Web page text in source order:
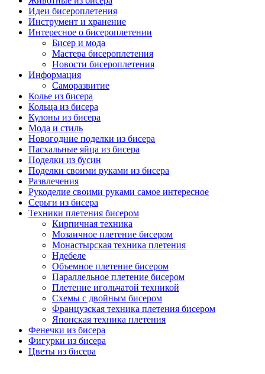
Идеи бисероплетения
Инструмент и хранение
Интересное о бисероплетении
Бисер и мода
Мастера бисероплетения
Новости бисероплетения
Информация
Саморазвитие
Колье из бисера
Кольца из бисера
Кулоны из бисера
Мода и стиль
Новогодние поделки из бисера
Пасхальные яйца из бисера
Поделки из бусин
Поделки своими руками из бисера
Развлечения
Рукоделие своими руками самое интересное
Серьги из бисера
Техники плетения бисером
Кирпичная техника
Мозаичное плетение бисером
Монастырская техника плетения
Ндебеле
Объемное плетение бисером
Параллельное плетение бисером
Плетение игольчатой техникой
Схемы с двойным бисером
Французская техника плетения бисером
Японская техника плетения
Фенечки из бисера
Фигурки из бисера
Цветы из бисера